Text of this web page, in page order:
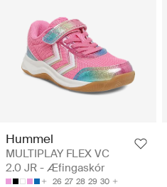
Hummel
MULTIPLAY FLEX VC
2.0 JR - Æfingaskór
26 27 28 29 30